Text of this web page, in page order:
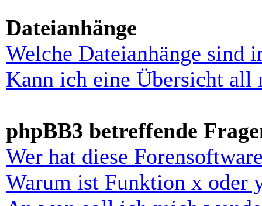
Dateianhänge
Welche Dateianhänge sind
Kann ich eine Übersicht all
phpBB3 betreffende
Wer hat diese
Warum ist Funktion x oder